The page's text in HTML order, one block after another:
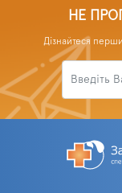
НЕ
Дізнайтеся